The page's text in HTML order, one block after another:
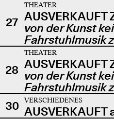
27
THEATER
AUSVERKAUFT
von der Kunst
Fahrstuhlmusik
28
THEATER
AUSVERKAUFT
von der Kunst
Fahrstuhlmusik
30
VERSCHIEDENES
AUSVERKAUFT